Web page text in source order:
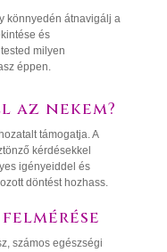
könnyedén átnavigálj a
és
milyen
éppen.
az nekem?
támogatja. A
kérdésekkel
igényeiddel és
döntést hozhass.
számos egészségi